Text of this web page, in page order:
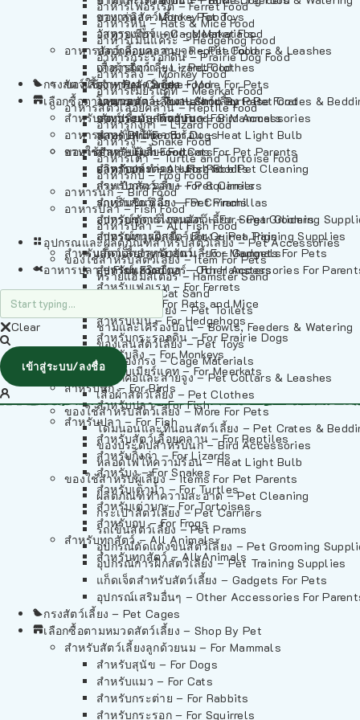
อาหารเฟอร์เร็ต – Ferret Food
อาหารหนู – Rats & Mice Food
อาหารเม่นแคระ – Hedgehog Food
อาหารกระรอกดิน – Prairie Dog Food
อาหารลิง – Monkey Food
อาหารเมียร์แคท – Meerkat Food
อาหารสัตว์เลี้อยคลาน – Reptile Food
อาหารกิ้งก่า – Lizard Food
อาหารงู – Snake Food
อาหารเต่า – Turtle and Tortoise Food
อาหารกบ – Frog Food
อาหารนก – Bird Food
อาหารปลา – Fish Food
อาหารปลา – All Fish Food
อุปกรณและผลิตภัณฑ์สำหรับสัตว์เลี้ยง – Pet Accessories
ของใช้สำหรับสัตว์เลี้ยง – Item For Pets
ทรายแฮมสเตอร์ – Hamster Sand
ทรายแมว – Cat Sand
ห้องน้ำสัตว์เลี้ยง – Pet Toilets
ชามและเครื่องป้อน – Bowls, Feeders & Watering
ของเล่นสัตว์เลี้ยง – Pet Toys
วัสดุรองกรง – Cage Materials
ปลอกคอและสายจูง – Pet Collars & Leashes
เสื้อผ้าสัตว์เลี้ยง – Pet Clothes
ของใช้สำหรับสัตว์เลี้ยง – More For Pets
โดมนอนและที่นอนสัตว์เลี้ยง – Pet Crates &
ของประดับสำหรับนก – Bird Accessories
หลอดไฟให้ความร้อน – Heat Light Bulb
ของใช้สำหรับผู้เลี้ยง – Items For Pet Parents
ผลิตภัณฑ์ทำความสะอาด – Pet Cleaning
กระเป๋าสัตว์เลี้ยง – Pet Carriers
รถเข็นสัตว์เลี้ยง – Pet Prams
อุปกรณ์ตัดแต่งขนสัตว์เลี้ยง – Pet Grooming
อุปกรณ์การฝึกสัตว์เลี้ยง – Pet Training Supplies
แก็ดเจ็ตสำหรับสัตว์เลี้ยง – Gadgets For Pets
อุปกรณ์เสริมอื่นๆ – Other Accessories For
กรงสัตว์เลี้ยง – Pet Cages
เลือกซื้อตามหมวดสัตว์เลี้ยง – Shop By Pet
สำหรับสัตว์เลี้ยงลูกด้วยนม – For Mammals
สำหรับสุนัข – For Dogs
สำหรับแมว – For Cats
สำหรับกระต่าย – For Rabbits
สำหรับกระรอก – For Squirrels
อาหารลิง – Monkey Food
อาหารเมียร์แคท – Meerkat Food
อาหารสัตว์เลี้อยคลาน – Reptile Food
อาหารกิ้งก่า – Lizard Food
อาหารงู – Snake Food
อาหารเต่า – Turtle and Tortoise Food
อาหารกบ – Frog Food
อาหารนก – Bird Food
อาหารปลา – Fish Food
อาหารปลา – All Fish Food
ของเล่นสัตว์เลี้ยง – Pet Toys
วัสดุรองกรง – Cage Materials
ปลอกคอและสายจูง – Pet Collars & Leashes
เสื้อผ้าสัตว์เลี้ยง – Pet Clothes
ของใช้สำหรับสัตว์เลี้ยง – More For Pets
โดมนอนและที่นอนสัตว์เลี้ยง – Pet Crates &
ของประดับสำหรับนก – Bird Accessories
หลอดไฟให้ความร้อน – Heat Light Bulb
ของใช้สำหรับผู้เลี้ยง – Items For Pet Parents
ผลิตภัณฑ์ทำความสะอาด – Pet Cleaning
กระเป๋าสัตว์เลี้ยง – Pet Carriers
รถเข็นสัตว์เลี้ยง – Pet Prams
อุปกรณ์ตัดแต่งขนสัตว์เลี้ยง – Pet Grooming
อุปกรณ์การฝึกสัตว์เลี้ยง – Pet Training Supplies
แก็ดเจ็ตสำหรับสัตว์เลี้ยง – Gadgets For Pets
อุปกรณ์เสริมอื่นๆ – Other Accessories For
กรงสัตว์เลี้ยง – Pet Cages
เลือกซื้อตามหมวดสัตว์เลี้ยง – Shop By Pet
สำหรับสัตว์เลี้ยงลูกด้วยนม – For Mammals
สำหรับสุนัข – For Dogs
สำหรับแมว – For Cats
สำหรับกระต่าย – For Rabbits
สำหรับกระรอก – For Squirrels
สำหรับชินชิล่า – For Chinchillas
สำหรับชูการ์ไกลเดอร์ – For Sugar Gliders
สำหรับหนูแกสบี้ – For Guinea Pigs
สำหรับสัตว์เลี้ยงลูกด้วยนม – For Mammals
สำหรับแฮมสเตอร์ – For Hamsters
สำหรับเฟอเรท – For Ferrets
สำหรับหนู – For Rats and Mice
สำหรับเม่น – For Hedgehogs
สำหรับกระรอกดิน – For Prairie Dogs
สำหรับลิง – For Monkeys
สำหรับเมียร์แคท – For Meerkats
สำหรับนก – For Birds
สำหรับปลา – For Fish
สำหรับปลา – For Fish
สำหรับสัตว์เลื้อยคลาน – For Reptiles
สำหรับกิ้งก่า – For Lizards
สำหรับงู – For Snakes
สำหรับเต่าน้ำ – For Turtles
สำหรับเต่าบก – For Tortoises
สำหรับกบ – For Frogs
สำหรับทุกสัตว์ – All Animals
สำหรับทุกสัตว์ – All Animals
อาหารปลา – Fish Food
Clear
เข้าสู่ระบบ/ลงชื่อ